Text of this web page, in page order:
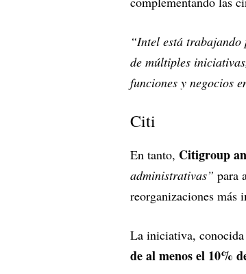
“Intel está
de múltiples
funciones y negocios
Citi
En tanto, Citigroup
administrativas” para
reorganizaciones más
La iniciativa,
de al menos el 10%